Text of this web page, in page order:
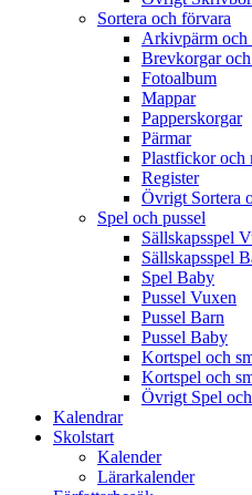
Sortera och förvara
Arkivpärm och
Brevkorgar
Fotoalbum
Mappar
Papperskorgar
Pärmar
Plastfickor och
Register
Övrigt Sortera
Spel och pussel
Sällskapsspel
Sällskapsspel
Spel Baby
Pussel Vuxen
Pussel Barn
Pussel Baby
Kortspel och
Kortspel och
Övrigt Spel
Kalendrar
Skolstart
Kalender
Lärarkalender